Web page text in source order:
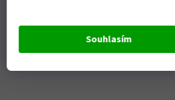
Souhlasím
1 757 Kč
Bezúdržbový akumulátor (VRLA, AGM za